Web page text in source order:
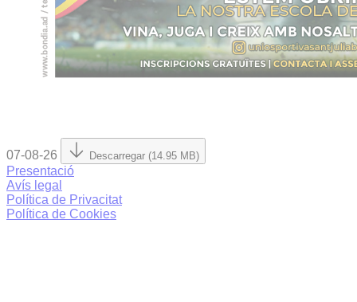
07-08-26 Descarregar (14.95 MB)
Presentació
Avís legal
Política de Privacitat
Política de Cookies